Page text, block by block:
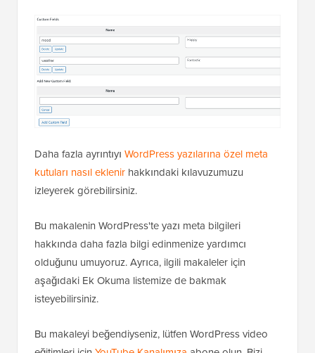
Daha fazla ayrıntıyı WordPress yazılarına özel meta
kutuları nasıl eklenir hakkındaki kılavuzumuzu
izleyerek görebilirsiniz.
Bu makalenin WordPress'te yazı meta bilgileri
hakkında daha fazla bilgi edinmenize yardımcı
olduğunu umuyoruz. Ayrıca, ilgili makaleler için
aşağıdaki Ek Okuma listemize de bakmak
isteyebilirsiniz.
Bu makaleyi beğendiyseniz, lütfen WordPress video